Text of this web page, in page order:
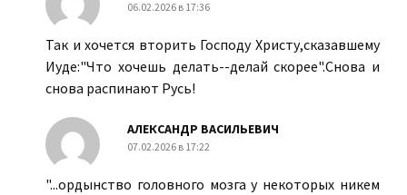
06.02.2026 в 17:36
Так и хочется вторить Господу Христу,сказавшему
Иуде:"Что хочешь делать--делай скорее".Снова и
снова распинают Русь!
АЛЕКСАНДР ВАСИЛЬЕВИЧ
07.02.2026 в 17:22
"...ордынство головного мозга у некоторых никем